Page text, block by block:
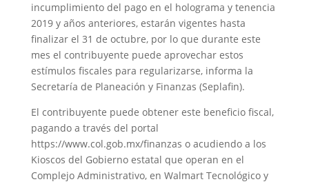
incumplimiento del pago en el holograma y tenencia
2019 y años anteriores, estarán vigentes hasta
finalizar el 31 de octubre, por lo que durante este
mes el contribuyente puede aprovechar estos
estímulos fiscales para regularizarse, informa la
Secretaría de Planeación y Finanzas (Seplafin).
El contribuyente puede obtener este beneficio fiscal,
pagando a través del portal
https://www.col.gob.mx/finanzas o acudiendo a los
Kioscos del Gobierno estatal que operan en el
Complejo Administrativo, en Walmart Tecnológico y